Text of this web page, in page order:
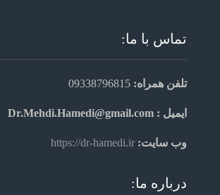
تماس با ما:
تلفن همراه: 09338796815
ایمیل : Dr.Mehdi.Hamedi@gmail.com
وب سایت: https://dr-hamedi.ir
درباره ما: